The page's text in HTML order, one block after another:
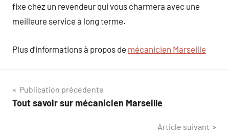
fixe chez un revendeur qui vous charmera avec une
meilleure service à long terme.
Plus d’informations à propos de mécanicien Marseille
Navigation
de
Publication précédente
Tout savoir sur mécanicien Marseille
Article suivant